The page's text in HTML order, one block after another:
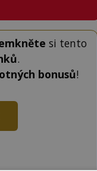
si tento
.
bonusů!